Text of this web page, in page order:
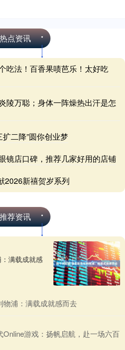
热点资讯
吃法！百香果啧芭乐！太好吃
陵万聪；身体一阵燥热出汗是怎
二降”圆你创业梦
镜店口碑，推荐几家好用的店铺
2026新禧贺岁系列
推荐资讯
满载成就感
物浦：满载成就感而去
游戏：扬帆启航，赴一场六百